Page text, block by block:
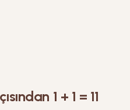
1 + 1 = 11